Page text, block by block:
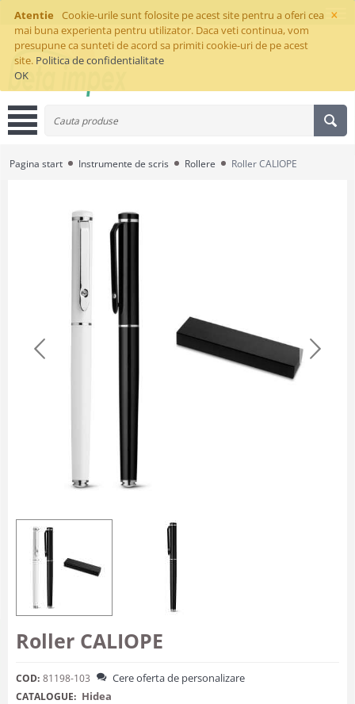
×
Atentie
Cookie-urile sunt folosite pe acest site pentru a oferi cea
mai buna experienta pentru utilizator. Daca veti continua, vom
presupune ca sunteti de acord sa primiti cookie-uri de pe acest
site. Politica de confidentialitate
OK
Pagina start Instrumente de scris Rollere Roller CALIOPE
Roller CALIOPE
COD: 81198-103 Cere oferta de personalizare
CATALOGUE: Hidea